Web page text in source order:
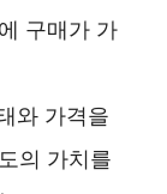
구매가 가
와 가격을
의 가치를